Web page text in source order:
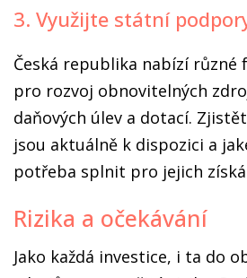
3. Využijte státní
Česká republika nabízí
pro rozvoj obnovitelných
daňových úlev a dotací.
jsou aktuálně k dispozici a
potřeba splnit pro jejich
Rizika a očekávání
Jako každá investice, i ta do